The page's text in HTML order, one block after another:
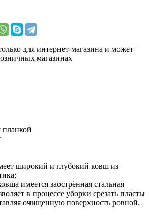
для интернет-магазина и может
магазинах
планкой
широкий и глубокий ковш из
имеется заострённая стальная
в процессе уборки срезать пласты
очищенную поверхность ровной.